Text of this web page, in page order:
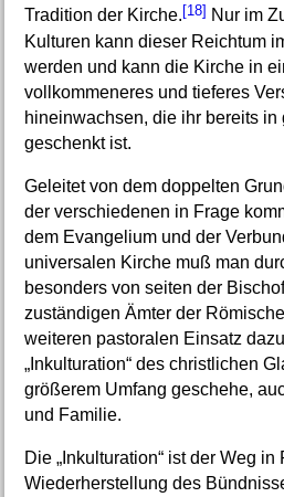
Tradition der Kirche.[18] Nur im
Kulturen kann dieser Reichtum
werden und kann die Kirche in
vollkommeneres und tieferes
hineinwachsen, die ihr bereits
geschenkt ist.
Geleitet von dem doppelten
der verschiedenen in Frage
dem Evangelium und der
universalen Kirche muß man
besonders von seiten der
zuständigen Ämter der
weiteren pastoralen Einsatz
„Inkulturation“ des christlichen
größerem Umfang geschehe,
und Familie.
Die „Inkulturation“ ist der Weg
Wiederherstellung des